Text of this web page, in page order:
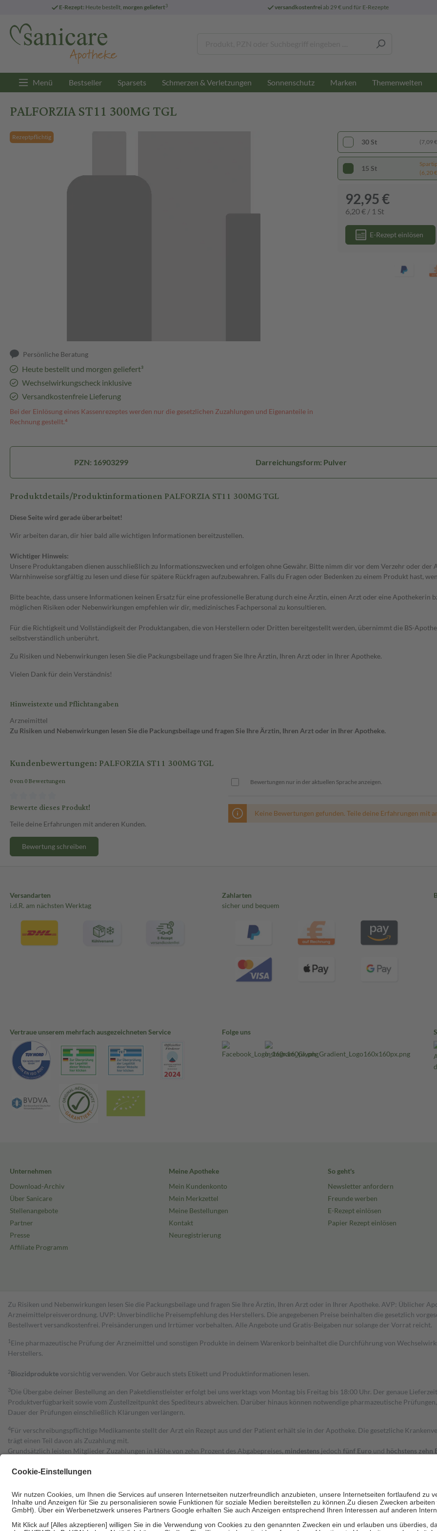
E-Rezept: Heute bestellt, morgen geliefert3 versandkostenfreiab 29 € und für E-Rezepte
Menü Bestseller Sparsets Schmerzen & Verletzungen Sonnenschutz Marken Themenwelten
PALFORZIA ST11 300MG TGL
Rezeptpflichtig
Persönliche Beratung
Heute bestellt und morgen geliefert³
Wechselwirkungscheck inklusive
Versandkostenfreie Lieferung
Bei der Einlösung eines Kassenrezeptes werden nur die gesetzlichen Zuzahlungen und Eigenanteile in
Rechnung gestellt.⁴
30 St (7,09
15 St
(6,20
92,95 €
6,20 € / 1 St
E-Rezept einlösen
PZN: 16903299 Darreichungsform: Pulver
Produktdetails/Produktinformationen PALFORZIA ST11 300MG TGL
Diese Seite wird gerade überarbeitet!
Wir arbeiten daran, dir hier bald alle wichtigen Informationen bereitzustellen.
Wichtiger Hinweis:
Unsere Produktangaben dienen ausschließlich zu Informationszwecken und erfolgen ohne Gewähr. Bitte nimm dir vor dem Verzehr oder
Warnhinweise sorgfältig zu lesen und diese für spätere Rückfragen aufzubewahren. Falls du Fragen oder Bedenken zu einem Produkt hast,
Bitte beachte, dass unsere Informationen keinen Ersatz für eine professionelle Beratung durch eine Ärztin, einen Arzt oder eine Apothekerin
möglichen Risiken oder Nebenwirkungen empfehlen wir dir, medizinisches Fachpersonal zu konsultieren.
Für die Richtigkeit und Vollständigkeit der Produktangaben, die von Herstellern oder Dritten bereitgestellt werden, übernimmt die BS-
selbstverständlich unberührt.
Zu Risiken und Nebenwirkungen lesen Sie die Packungsbeilage und fragen Sie Ihre Ärztin, Ihren Arzt oder in Ihrer Apotheke.
Vielen Dank für dein Verständnis!
Hinweistexte und Pflichtangaben
Arzneimittel
Zu Risiken und Nebenwirkungen lesen Sie die Packungsbeilage und fragen Sie Ihre Ärztin, Ihren Arzt oder in Ihrer Apotheke.
Kundenbewertungen: PALFORZIA ST11 300MG TGL
0 von 0 Bewertungen
Bewerte dieses Produkt!
Teile deine Erfahrungen mit anderen Kunden.
Bewertung schreiben
Bewertungen nur in der aktuellen Sprache anzeigen.
Keine Bewertungen gefunden. Teile deine Erfahrungen mit
Versandarten
i.d.R. am nächsten Werktag
Zahlarten
sicher und bequem
Vertraue unserem mehrfach ausgezeichneten Service Folge uns
Unternehmen
Download-Archiv
Über Sanicare
Stellenangebote
Partner
Presse
Affiliate Programm
Meine Apotheke
Mein Kundenkonto
Mein Merkzettel
Meine Bestellungen
Kontakt
Neuregistrierung
So geht's
Newsletter anfordern
Freunde werben
E-Rezept einlösen
Papier Rezept einlösen
Zu Risiken und Nebenwirkungen lesen Sie die Packungsbeilage und fragen Sie Ihre Ärztin, Ihren Arzt oder in Ihrer Apotheke. AVP: Üblicher
Arzneimittelpreisverordnung. UVP: Unverbindliche Preisempfehlung des Herstellers. Die angegebenen Preise beinhalten die gesetzlich
Bestell­wert versand­kosten­frei. Preisänderungen und Irrtümer vorbehalten. Alle Angebote und Gratis-Beigaben nur solange der Vorrat reicht.
1 Eine pharmazeutische Prüfung der Arzneimittel und sonstigen Produkte in deinem Warenkorb beinhaltet die Durchführung von
Herstellers.
2Biozidproduktevorsichtig verwenden. Vor Gebrauch stets Etikett und Produktinformationen lesen.
3Die Übergabe deiner Bestellung an den Paketdienstleister erfolgt bei uns werktags von Montag bis Freitag bis 18:00 Uhr. Der genaue
Produktverfügbarkeit sowie vom Zustellzeitpunkt des Spediteurs abweichen. Darüber hinaus können notwendige pharmazeutische
Dauer der Prüfungen einschließlich Klärungen verlängern.
4Für verschreibungspflichtige Medikamente stellt der Arzt ein Rezept aus und der Patient erhält sie in der Apotheke. Die gesetzliche
trägt einen Teil davon als Zuzahlung mit.
Grundsätzlich leisten Mitglieder Zuzahlungen in Höhe von zehn Prozent des Abgabepreises, mindestens jedoch fünf Euro und höchstens zehn
Diese Regeln gelten grundsätzlich auch für Online-Apotheken.
Um das Engagement der Versicherten für ihre eigene Gesundheit zu stärken und die besondere Stellung der Familie zu unterstützen, fallen
• Kindern und Jugendlichen bis zum vollendeten 18. Lebensjahr mit Ausnahme der Fahrkosten
• Untersuchungen zur Vorsorge und Früherkennung, die von der GKV getragen werden
• empfohlenen Schutzimpfungen